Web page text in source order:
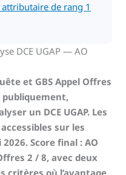
de rang 1
DCE UGAP — AO
et GBS Appel Offres
un DCE UGAP. Les
sur les
Score final : AO
2 / 8, avec deux